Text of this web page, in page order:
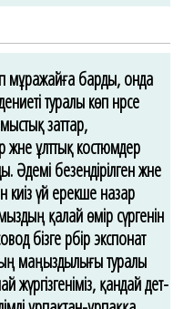
мұражайға барды, онда
туралы көп нәрсе
заттар,
ұлттық костюмдер
Әдемі безендірілген және
киіз үй ерекше назар
қалай өмір сүргенін
бізге әрбір экспонат
маңыздылығы туралы
қандай әдет-